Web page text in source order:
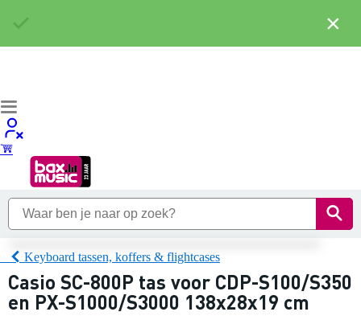
Keyboard tassen, koffers & flightcases
Casio SC-800P tas voor CDP-S100/S350
en PX-S1000/S3000 138x28x19 cm
×